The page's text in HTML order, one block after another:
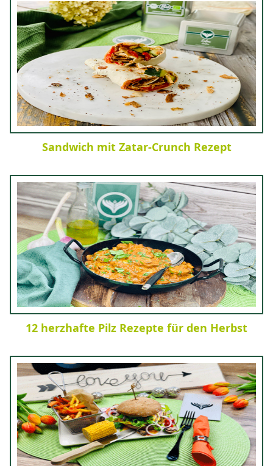
Sandwich mit Zatar-Crunch Rezept
12 herzhafte Pilz Rezepte für den Herbst